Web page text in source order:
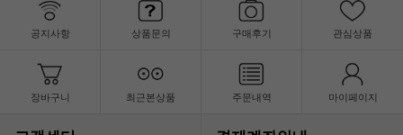
공지사항 상품문의 구매후기 관심상품
장바구니 최근본상품 주문내역 마이페이지